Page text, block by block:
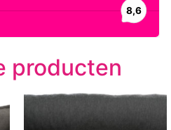
producten